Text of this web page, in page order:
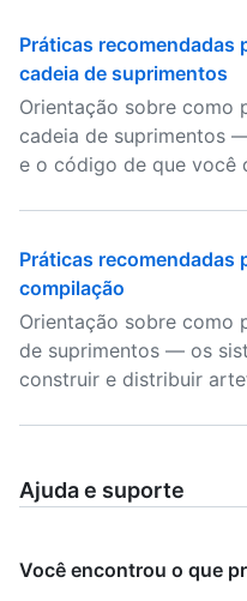
Práticas recomendadas
cadeia de suprimentos
Orientação sobre como
cadeia de suprimentos
e o código de que você
Práticas recomendadas
compilação
Orientação sobre como
de suprimentos — os
construir e distribuir
Ajuda e suporte
Você encontrou o que